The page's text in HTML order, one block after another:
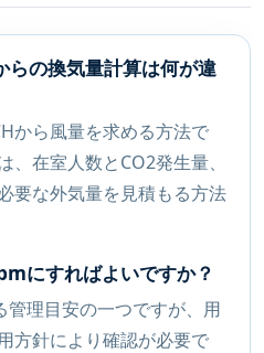
らの換気量計算は何が違
から風量を求める方法で
在室人数とCO2発生量、
要な外気量を見積もる方法
にすればよいですか？
理目安の一つですが、用
方針により確認が必要で